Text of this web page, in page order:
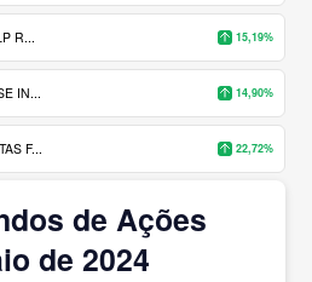
R... 15,19%
IN... 14,90%
F... 22,72%
de Ações
de 2024